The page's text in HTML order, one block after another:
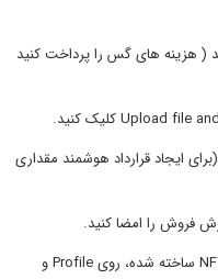
( هزینه های گس را پرداخت کنید
(برای ایجاد قرارداد هوشمند مقداری
همین! NFT شما ساخته شد! برای پیدا کردن NFT ساخته شده، روی Profile و